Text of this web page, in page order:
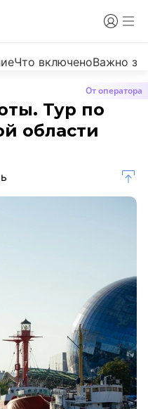
Что включеноВажно
От оператора
Тур по
области